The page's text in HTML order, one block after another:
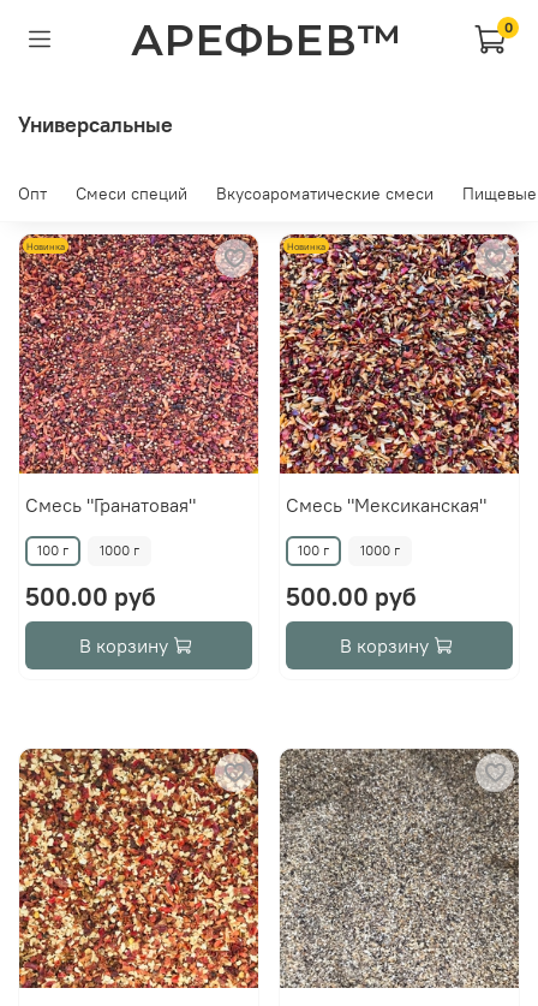
АРЕФЬЕВ™ 0
Универсальные
Опт Смеси специй Вкусоароматические смеси Пищевые
Новинка
Смесь "Гранатовая"
100 г 1000 г
500.00 руб
В корзину
Новинка
Смесь "Мексиканская"
100 г 1000 г
500.00 руб
В корзину